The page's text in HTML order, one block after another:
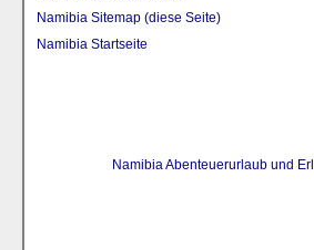
Namibia Sitemap (diese Seite)
Namibia Startseite
Namibia Abenteuerurlaub und